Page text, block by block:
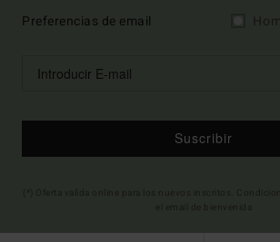
Preferencias de email
Suscribir